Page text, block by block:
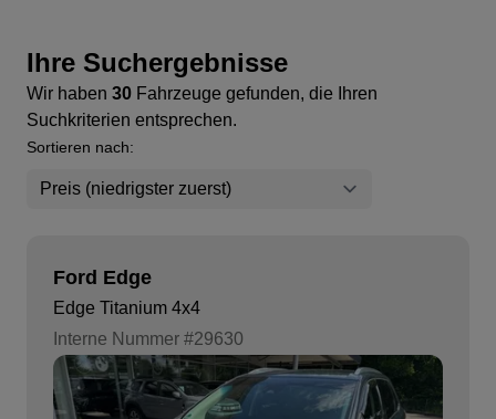
Ihre Suchergebnisse
Wir haben 30 Fahrzeuge gefunden, die Ihren
Suchkriterien entsprechen.
Sortieren nach:
Ford Edge
Edge Titanium 4x4
Interne Nummer #29630